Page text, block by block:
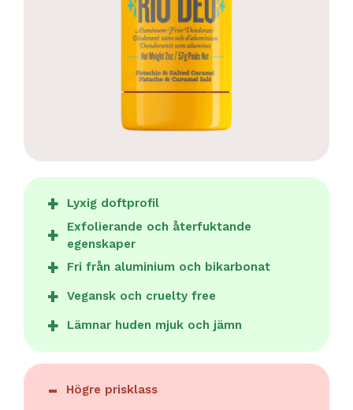
Lyxig doftprofil
Exfolierande och återfuktande
egenskaper
Fri från aluminium och bikarbonat
Vegansk och cruelty free
Lämnar huden mjuk och jämn
Högre prisklass